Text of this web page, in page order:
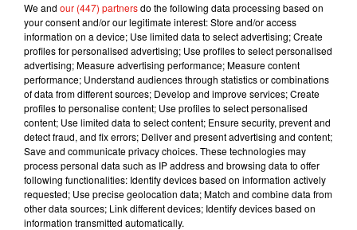
statut spécifique, c’est une forme de reconnaissance de
notre existence ».
Reconnaissance que l’État est prêt à faire prochainement au
regard d’une augmentation significative de ce modèle
familial, 12% des familles étaient concernées en 1990 contre
25% aujourd’hui (source,INSEE, 2020).
Musique
We and our (447) partnersdo the following data processing based on
your consent and/or our legitimate interest: Store and/or access
information on a device; Use limited data to select advertising; Create
profiles for personalised advertising; Use profiles to select personalised
advertising; Measure advertising performance; Measure content
performance; Understand audiences through statistics or combinations
of data from different sources; Develop and improve services; Create
profiles to personalise content; Use profiles to select personalised
content; Use limited data to select content; Ensure security, prevent and
detect fraud, and fix errors; Deliver and present advertising and content;
Save and communicate privacy choices. These technologies may
process personal data such as IP address and browsing data to offer
following functionalities: Identify devices based on information actively
requested; Use precise geolocation data; Match and combine data from
other data sources; Link different devices; Identify devices based on
information transmitted automatically.